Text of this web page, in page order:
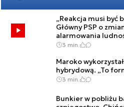
„Reakcja musi być
Główny PSP o
alarmowania
3 min.
Maroko
hybrydową. „To
3 min.
Bunkier w pobliżu